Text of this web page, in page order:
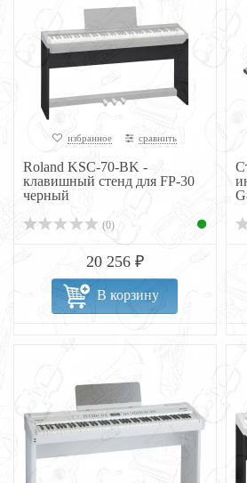
избранное сравнить
Roland KSC-70-BK -
клавишный стенд для FP-30
черный
(0)
20 256 ₽
В корзину